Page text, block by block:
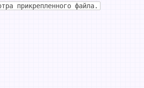
прикрепленного файла.